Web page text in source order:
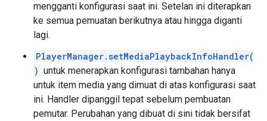
mengganti konfigurasi saat ini. Setelan ini diterapkan
ke semua pemuatan berikutnya atau hingga diganti
lagi.
PlayerManager.setMediaPlaybackInfoHandler(
) untuk menerapkan konfigurasi tambahan hanya
untuk item media yang dimuat di atas konfigurasi saat
ini. Handler dipanggil tepat sebelum pembuatan
pemutar. Perubahan yang dibuat di sini tidak bersifat